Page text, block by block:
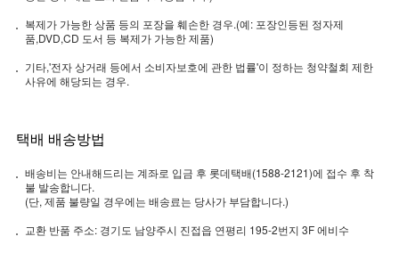
복제가 가능한 상품 등의 포장을 훼손한 경우.(예: 포장인등된 정자제
품,DVD,CD 도서 등 복제가 가능한 제품)
기타,'전자 상거래 등에서 소비자보호에 관한 법률'이 정하는 청약철회 제한
사유에 해당되는 경우.
택배 배송방법
배송비는 안내해드리는 계좌로 입금 후 롯데택배(1588-2121)에 접수 후 착
불 발송합니다.
(단, 제품 불량일 경우에는 배송료는 당사가 부담합니다.)
교환 반품 주소: 경기도 남양주시 진접읍 연평리 195-2번지 3F 에비수